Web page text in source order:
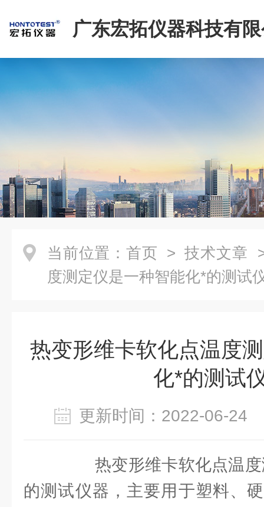
广东宏拓仪器科技有
当前位置： 首页 > 技术文章
度测定仪是一种智能化*的测试
热变形维卡软化点温度
化*的测试
更新时间：2022-06-
热变形维卡软化点温度
的测试仪器，主要用于塑料、